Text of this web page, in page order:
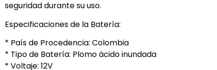
seguridad durante su uso.
Especificaciones de la Batería:
* País de Procedencia: Colombia
* Tipo de Batería: Plomo ácido inundada
* Voltaje: 12V